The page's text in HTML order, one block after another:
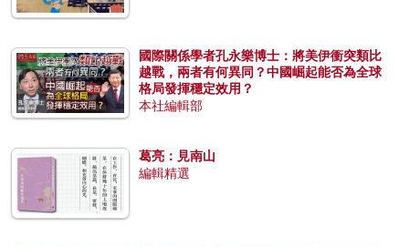
國際關係學者孔永樂博士：將美伊衝突類比
越戰，兩者有何異同？中國崛起能否為全球
格局發揮穩定效用？
本社編輯部
葛亮：見南山
編輯精選